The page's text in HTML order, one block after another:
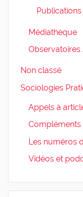
Médiathèque
Observatoires
Non classé
Sociologies
Appels à
Les numéros
Vidéos et